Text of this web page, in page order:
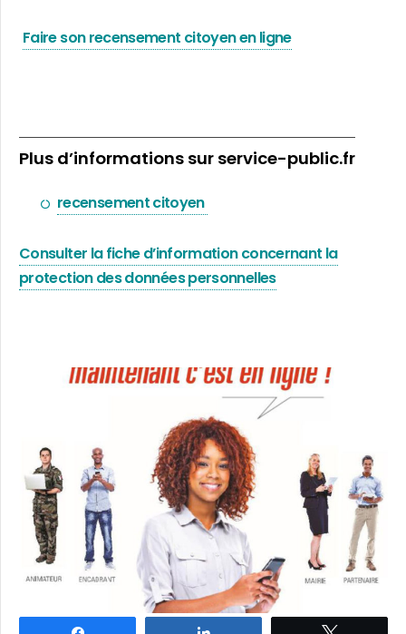
Faire son recensement citoyen en ligne
Plus d’informations sur service-public.fr
recensement citoyen
Consulter la fiche d’information concernant la
protection des données personnelles